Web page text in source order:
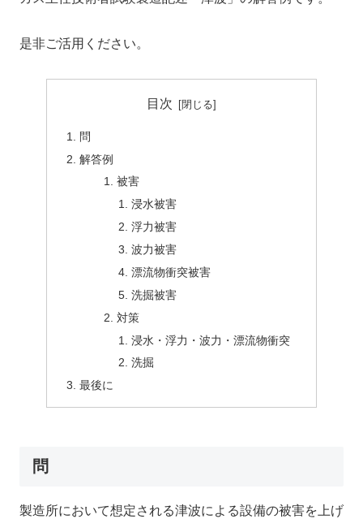
是非ご活用ください。
目次
問
解答例
被害
浸水被害
浮力被害
波力被害
漂流物衝突被害
洗掘被害
対策
浸水・浮力・波力・漂流物衝突
洗掘
最後に
問
製造所において想定される津波による設備の被害を上げ